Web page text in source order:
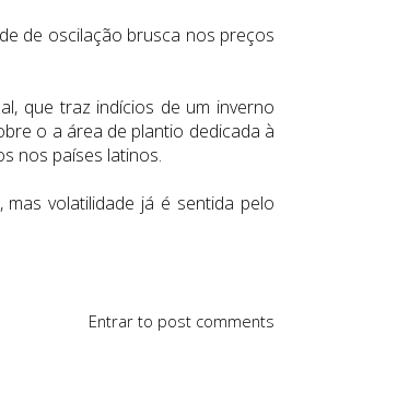
de oscilação brusca nos preços
que traz indícios de um inverno
o a área de plantio dedicada à
nos países latinos.
volatilidade já é sentida pelo
Entrar to post comments